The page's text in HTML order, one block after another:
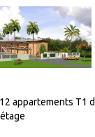
appartements T1